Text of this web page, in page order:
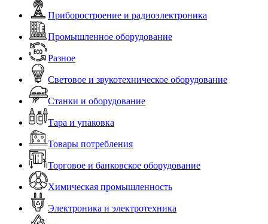
Приборостроение и радиоэлектроника
Промышленное оборудование
Разное
Световое и звукотехническое оборудование
Станки и оборудование
Тара и упаковка
Товары потребления
Торговое и банковское оборудование
Химическая промышленность
Электроника и электротехника